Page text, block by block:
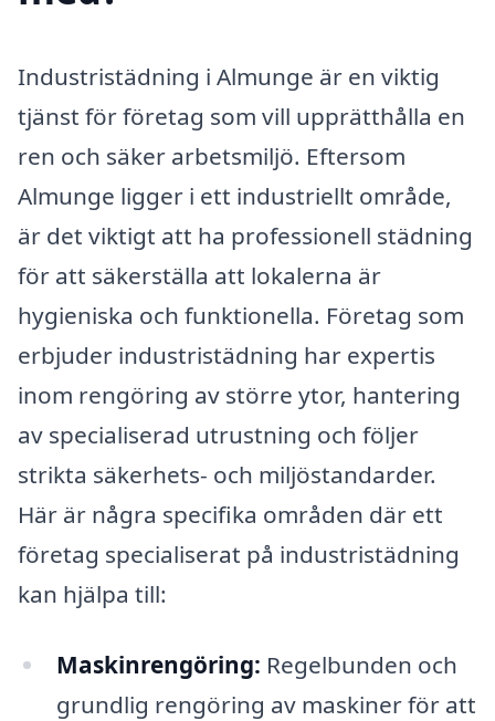
Industristädning i Almunge är en viktig
tjänst för företag som vill upprätthålla en
ren och säker arbetsmiljö. Eftersom
Almunge ligger i ett industriellt område,
är det viktigt att ha professionell städning
för att säkerställa att lokalerna är
hygieniska och funktionella. Företag som
erbjuder industristädning har expertis
inom rengöring av större ytor, hantering
av specialiserad utrustning och följer
strikta säkerhets- och miljöstandarder.
Här är några specifika områden där ett
företag specialiserat på industristädning
kan hjälpa till:
Maskinrengöring: Regelbunden och
grundlig rengöring av maskiner för att